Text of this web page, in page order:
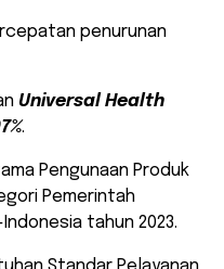
penurunan
Universal Health
.
Pengunaan Produk
Pemerintah
tahun 2023.